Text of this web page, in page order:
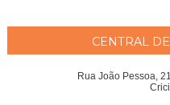
CENTRAL
Rua João Pessoa,